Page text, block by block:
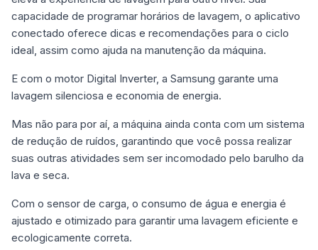
capacidade de programar horários de lavagem, o aplicativo
conectado oferece dicas e recomendações para o ciclo
ideal, assim como ajuda na manutenção da máquina.
E com o motor Digital Inverter, a Samsung garante uma
lavagem silenciosa e economia de energia.
Mas não para por aí, a máquina ainda conta com um sistema
de redução de ruídos, garantindo que você possa realizar
suas outras atividades sem ser incomodado pelo barulho da
lava e seca.
Com o sensor de carga, o consumo de água e energia é
ajustado e otimizado para garantir uma lavagem eficiente e
ecologicamente correta.